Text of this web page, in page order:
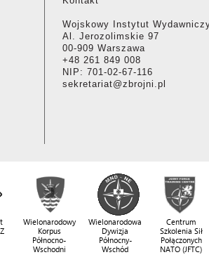
Wojskowy Instytut
Al. Jerozolimskie 97
00-909 Warszawa
+48 261 849 008
NIP: 701-02-67-116
sekretariat@zbrojni.pl
Wielonarodowy
Korpus
Północno-
Wschodni
Wielonarodowa
Dywizja
Północny-
Wschód
Centrum
Szkolenia Sił
Połączonych
NATO (JFTC)